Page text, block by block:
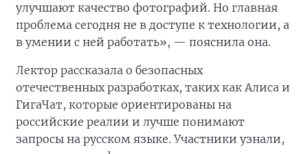
улучшают качество фотографий. Но главная
проблема сегодня не в доступе к технологии, а
в умении с ней работать», — пояснила она.
Лектор рассказала о безопасных
отечественных разработках, таких как Алиса и
ГигаЧат, которые ориентированы на
российские реалии и лучше понимают
запросы на русском языке. Участники узнали,